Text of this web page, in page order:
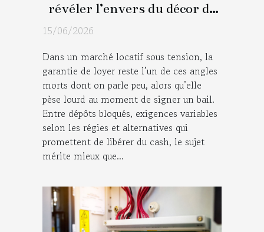
révéler l’envers du décor de
la garantie de loyer
15/06/2026
Dans un marché locatif sous tension, la
garantie de loyer reste l’un de ces angles
morts dont on parle peu, alors qu’elle
pèse lourd au moment de signer un bail.
Entre dépôts bloqués, exigences variables
selon les régies et alternatives qui
promettent de libérer du cash, le sujet
mérite mieux que...